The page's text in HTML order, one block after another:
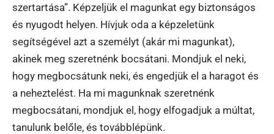
szertartása”. Képzeljük el magunkat egy biztonságos
és nyugodt helyen. Hívjuk oda a képzeletünk
segítségével azt a személyt (akár mi magunkat),
akinek meg szeretnénk bocsátani. Mondjuk el neki,
hogy megbocsátunk neki, és engedjük el a haragot és
a neheztelést. Ha mi magunknak szeretnénk
megbocsátani, mondjuk el, hogy elfogadjuk a múltat,
tanulunk belőle, és továbblépünk.